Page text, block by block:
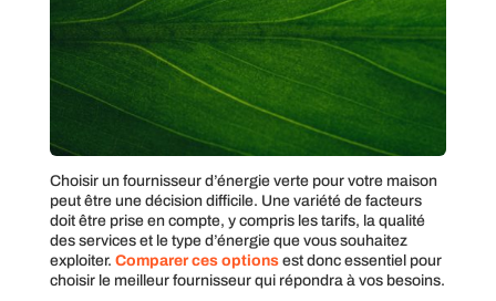
Choisir un fournisseur d’énergie verte pour votre maison
peut être une décision difficile. Une variété de facteurs
doit être prise en compte, y compris les tarifs, la qualité
des services et le type d’énergie que vous souhaitez
exploiter. Comparer ces optionsest donc essentiel pour
choisir le meilleur fournisseur qui répondra à vos besoins.